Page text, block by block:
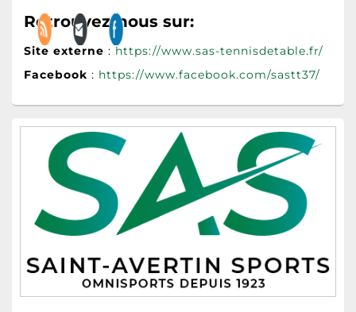
Retrouvez-nous sur:
Site externe : https://www.sas-tennisdetable.fr/
Facebook : https://www.facebook.com/sastt37/
Zone
principale
latérale